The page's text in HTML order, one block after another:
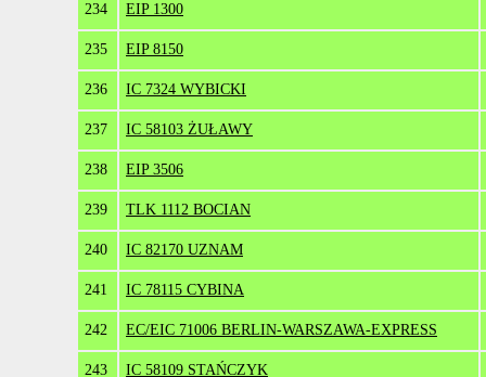
234 EIP 1300
235 EIP 8150
236 IC 7324 WYBICKI
237 IC 58103 ŻUŁAWY
238 EIP 3506
239 TLK 1112 BOCIAN
240 IC 82170 UZNAM
241 IC 78115 CYBINA
242 EC/EIC 71006 BERLIN-WARSZAWA-EXPRESS
243 IC 58109 STAŃCZYK